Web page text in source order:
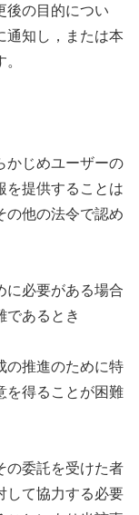
後の目的につい
通知し，または本
かじめユーザーの
を提供することは
の他の法令で認め
に必要がある場合
であるとき
の推進のために特
を得ることが困難
の委託を受けた者
して協力する必要